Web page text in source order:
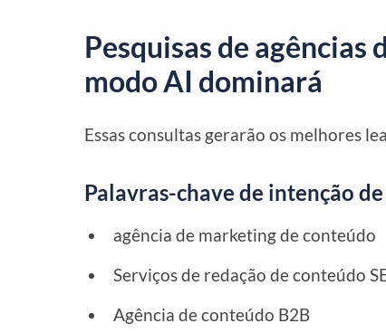
Pesquisas de
modo AI dominará
Essas consultas gerarão os melhores
Palavras-chave de intenção
agência de marketing de conteúdo
Serviços de redação de conteúdo
Agência de conteúdo B2B